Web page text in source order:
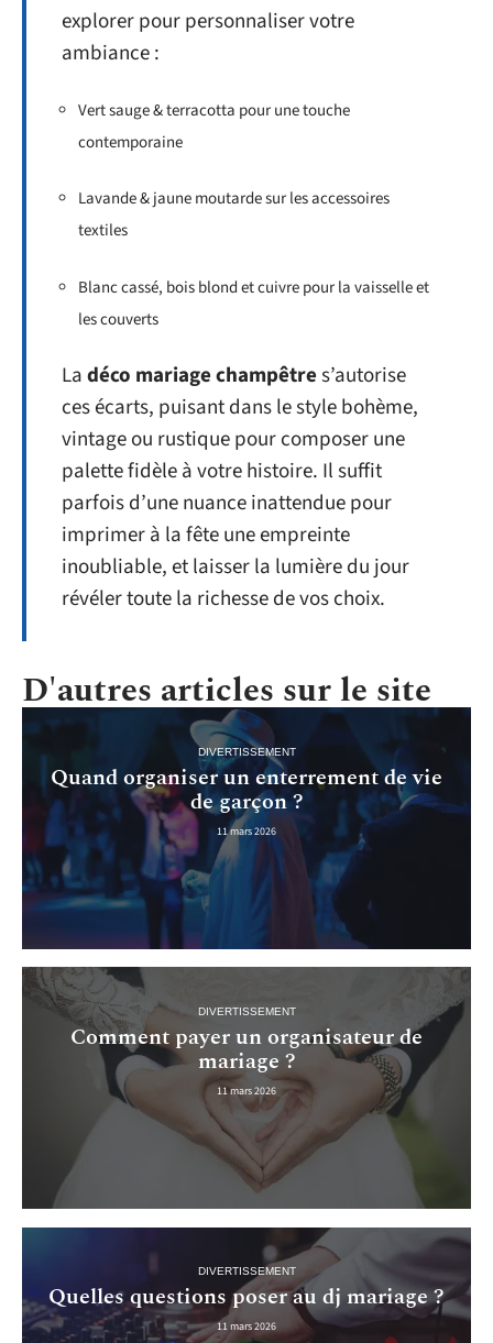
explorer pour personnaliser votre
ambiance :
Vert sauge & terracotta pour une touche
contemporaine
Lavande & jaune moutarde sur les accessoires
textiles
Blanc cassé, bois blond et cuivre pour la vaisselle et
les couverts
Ladéco mariage champêtres’autorise
ces écarts, puisant dans le style bohème,
vintage ou rustique pour composer une
palette fidèle à votre histoire. Il suffit
parfois d’une nuance inattendue pour
imprimer à la fête une empreinte
inoubliable, et laisser la lumière du jour
révéler toute la richesse de vos choix.
D'autres articles sur le site
DIVERTISSEMENT
Quand organiser un enterrement de vie
de garçon ?
11 mars 2026
DIVERTISSEMENT
Comment payer un organisateur de
mariage ?
11 mars 2026
DIVERTISSEMENT
Quelles questions poser au dj mariage ?
11 mars 2026